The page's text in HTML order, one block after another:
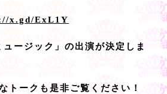
x.gd/ExL1Y
ージック」の出演が決定しま
トークも是非ご覧ください！